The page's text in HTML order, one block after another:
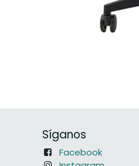
Síganos
Facebook